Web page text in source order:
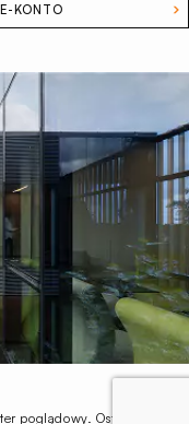
E-KONTO
poglądowy. Ostateczny